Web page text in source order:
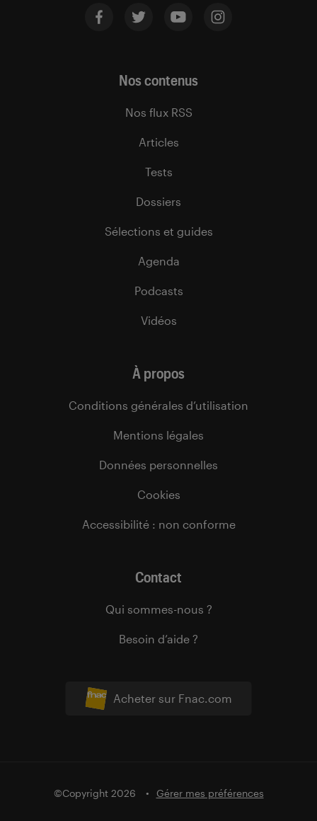
Acheter sur Fnac.com
Nos contenus
Nos flux RSS
Articles
Tests
Dossiers
Sélections et guides
Agenda
Podcasts
Vidéos
À propos
Conditions générales d’utilisation
Mentions légales
Données personnelles
Cookies
Accessibilité : non conforme
Contact
Qui sommes-nous ?
Besoin d’aide ?
©Copyright 2026 Gérer mes préférences